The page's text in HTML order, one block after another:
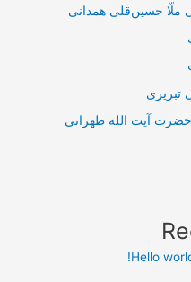
ملّا حسین‌قلی همدانی
تبریزی
آیت الله طهرانی
Hello